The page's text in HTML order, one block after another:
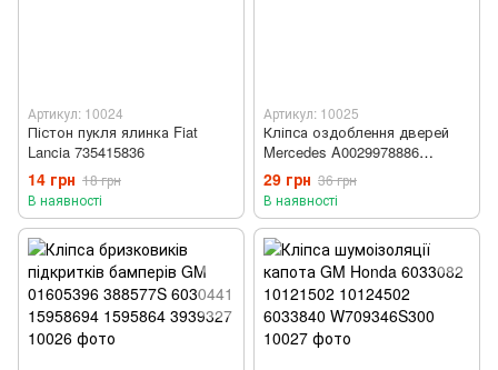
Артикул: 10024
Пістон пукля ялинка Fiat
Lancia 735415836
14 грн 18 грн
В наявності
Артикул: 10025
Кліпса оздоблення дверей
Mercedes A0029978886
0029978886
29 грн 36 грн
В наявності